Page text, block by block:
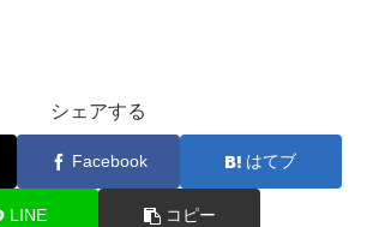
シェアする
Facebook はてブ
LINE コピー